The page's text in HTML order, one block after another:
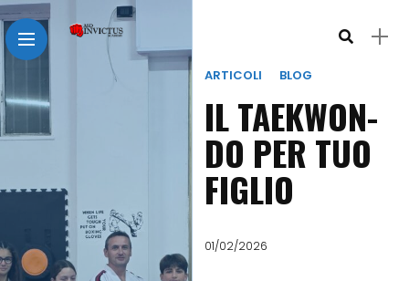
ARTICOLI BLOG
IL TAEKWON-
DO PER TUO
FIGLIO
01/02/2026